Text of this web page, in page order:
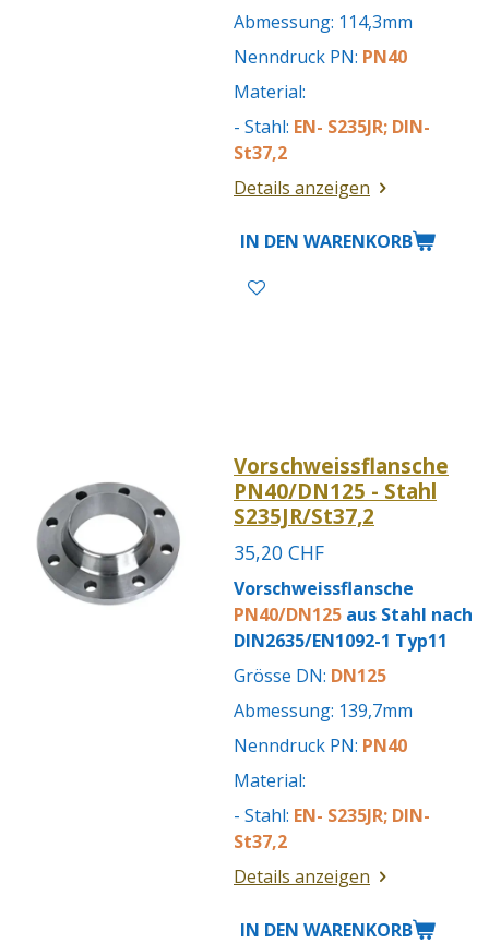
Abmessung: 114,3mm
Nenndruck PN: PN40
Material:
- Stahl: EN- S235JR; DIN-
St37,2
Details anzeigen
IN DEN WARENKORB
Vorschweissflansche
PN40/DN125 - Stahl
S235JR/St37,2
35,20 CHF
Vorschweissflansche
PN40/DN125 aus Stahl nach
DIN2635/EN1092-1 Typ11
Grösse DN: DN125
Abmessung: 139,7mm
Nenndruck PN: PN40
Material:
- Stahl: EN- S235JR; DIN-
St37,2
Details anzeigen
IN DEN WARENKORB